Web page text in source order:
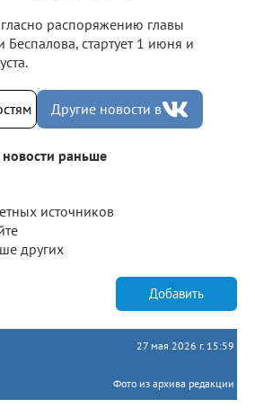
распоряжению главы
стартует 1 июня и
Другие новости в
раньше
источников
других
Добавить
27 мая 2026 г. 15:59
Фото из архива редакции